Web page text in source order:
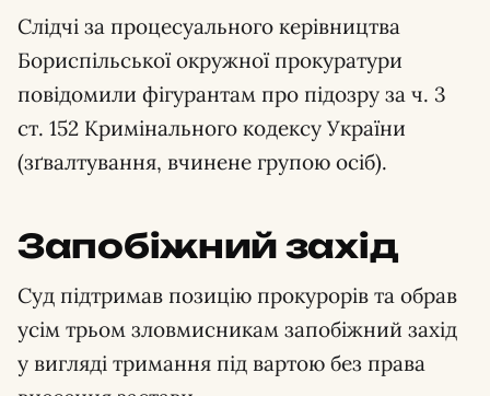
Слідчі за процесуального керівництва
Бориспільської окружної прокуратури
повідомили фігурантам про підозру за ч. 3
ст. 152 Кримінального кодексу України
(зґвалтування, вчинене групою осіб).
Запобіжний захід
Суд підтримав позицію прокурорів та обрав
усім трьом зловмисникам запобіжний захід
у вигляді тримання під вартою без права